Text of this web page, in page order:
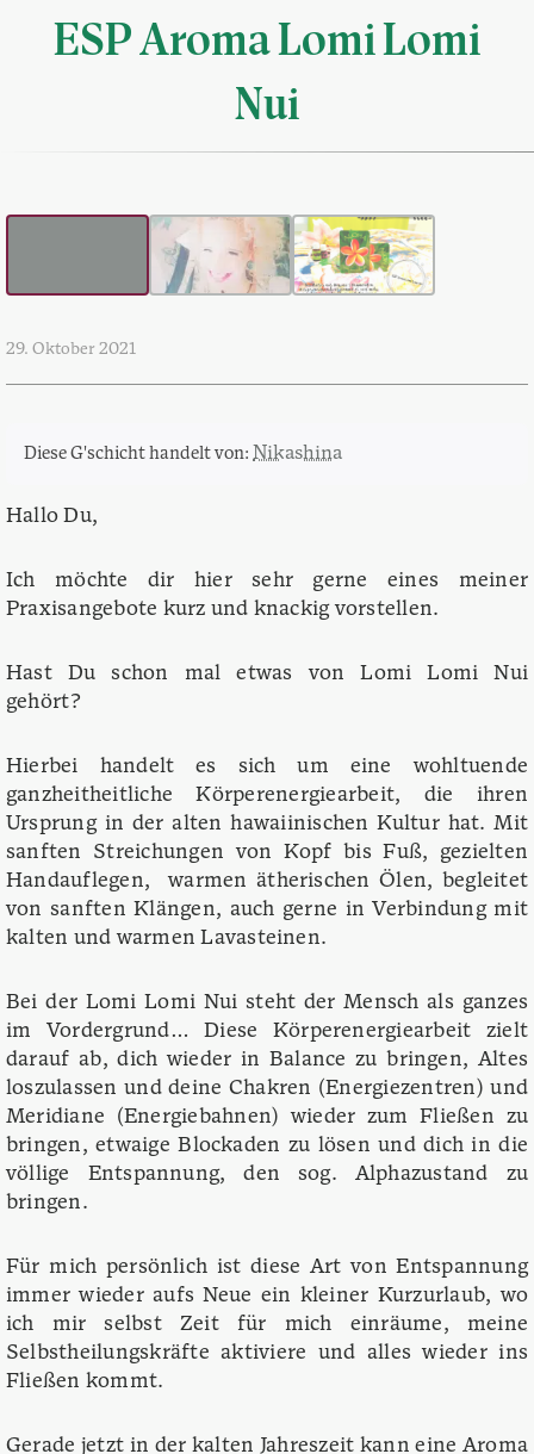
ESP Aroma Lomi Lomi
Nui
29. Oktober 2021
Diese G'schicht handelt von: Nikashina
Hallo Du,
Ich möchte dir hier sehr gerne eines meiner
Praxisangebote kurz und knackig vorstellen.
Hast Du schon mal etwas von Lomi Lomi Nui
gehört?
Hierbei handelt es sich um eine wohltuende
ganzheitheitliche Körperenergiearbeit, die ihren
Ursprung in der alten hawaiinischen Kultur hat. Mit
sanften Streichungen von Kopf bis Fuß, gezielten
Handauflegen, warmen ätherischen Ölen, begleitet
von sanften Klängen, auch gerne in Verbindung mit
kalten und warmen Lavasteinen.
Bei der Lomi Lomi Nui steht der Mensch als ganzes
im Vordergrund… Diese Körperenergiearbeit zielt
darauf ab, dich wieder in Balance zu bringen, Altes
loszulassen und deine Chakren (Energiezentren) und
Meridiane (Energiebahnen) wieder zum Fließen zu
bringen, etwaige Blockaden zu lösen und dich in die
völlige Entspannung, den sog. Alphazustand zu
bringen.
Für mich persönlich ist diese Art von Entspannung
immer wieder aufs Neue ein kleiner Kurzurlaub, wo
ich mir selbst Zeit für mich einräume, meine
Selbstheilungskräfte aktiviere und alles wieder ins
Fließen kommt.
Gerade jetzt in der kalten Jahreszeit kann eine Aroma